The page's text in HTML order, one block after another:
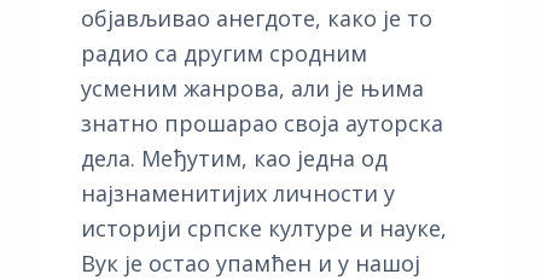
објављивао анегдоте, како је то
радио са другим сродним
усменим жанрова, али је њима
знатно прошарао своја ауторска
дела. Међутим, као једна од
најзнаменитијих личности у
историји српске културе и науке,
Вук је остао упамћен и у нашој